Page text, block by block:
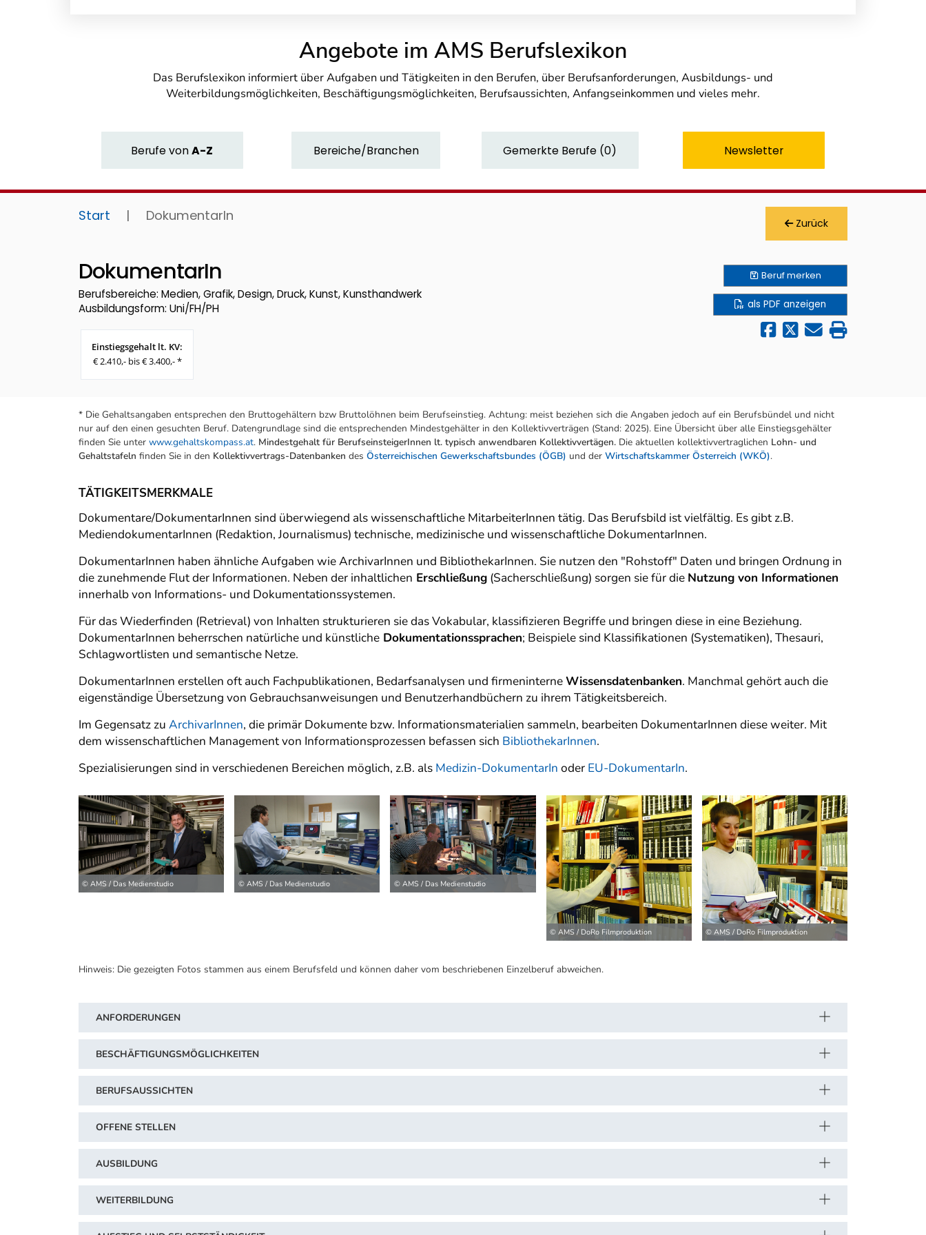
Angebote im AMS Berufslexikon
Das Berufslexikon informiert über Aufgaben und Tätigkeiten in den Berufen, über Berufsanforderungen, Ausbildungs- und
Weiterbildungsmöglichkeiten, Beschäftigungsmöglichkeiten, Berufsaussichten, Anfangseinkommen und vieles mehr.
BerufevonA-Z Bereiche/Branchen Gemerkte Berufe (0) Newsletter
Start | DokumentarIn Zurück
DokumentarIn
Berufsbereiche: Medien, Grafik, Design, Druck, Kunst, Kunsthandwerk
Ausbildungsform: Uni/FH/PH
Einstiegsgehalt lt. KV:
€ 2.410,- bis € 3.400,- *
Berufmerken
als PDF anzeigen
* Die Gehaltsangaben entsprechen den Bruttogehältern bzw Bruttolöhnen beim Berufseinstieg. Achtung: meist beziehen sich die Angaben jedoch auf ein Berufsbündel und nicht
nur auf den einen gesuchten Beruf. Datengrundlage sind die entsprechenden Mindestgehälter in den Kollektivverträgen (Stand: 2025). Eine Übersicht über alle Einstiegsgehälter
finden Sie unter www.gehaltskompass.at. Mindestgehalt für BerufseinsteigerInnen lt. typisch anwendbaren Kollektivvertägen. Die aktuellen kollektivvertraglichen Lohn- und
Gehaltstafeln finden Sie in den Kollektivvertrags-Datenbanken des Österreichischen Gewerkschaftsbundes (ÖGB) und der Wirtschaftskammer Österreich (WKÖ).
TÄTIGKEITSMERKMALE
Dokumentare/DokumentarInnen sind überwiegend als wissenschaftliche MitarbeiterInnen tätig. Das Berufsbild ist vielfältig. Es gibt z.B.
MediendokumentarInnen (Redaktion, Journalismus) technische, medizinische und wissenschaftliche DokumentarInnen.
DokumentarInnen haben ähnliche Aufgaben wie ArchivarInnen und BibliothekarInnen. Sie nutzen den "Rohstoff" Daten und bringen Ordnung in
die zunehmende Flut der Informationen. Neben der inhaltlichen Erschließung (Sacherschließung) sorgen sie für die Nutzung von Informationen
innerhalb von Informations- und Dokumentationssystemen.
Für das Wiederfinden (Retrieval) von Inhalten strukturieren sie das Vokabular, klassifizieren Begriffe und bringen diese in eine Beziehung.
DokumentarInnen beherrschen natürliche und künstliche Dokumentationssprachen; Beispiele sind Klassifikationen (Systematiken), Thesauri,
Schlagwortlisten und semantische Netze.
DokumentarInnen erstellen oft auch Fachpublikationen, Bedarfsanalysen und firmeninterneWissensdatenbanken. Manchmal gehört auch die
eigenständige Übersetzung von Gebrauchsanweisungen und Benutzerhandbüchern zu ihrem Tätigkeitsbereich.
Im Gegensatz zu ArchivarInnen, die primär Dokumente bzw. Informationsmaterialien sammeln, bearbeiten DokumentarInnen diese weiter. Mit
dem wissenschaftlichen Management von Informationsprozessen befassen sich BibliothekarInnen.
Spezialisierungen sind in verschiedenen Bereichen möglich, z.B. als Medizin-DokumentarIn oder EU-DokumentarIn.
© AMS / Das Medienstudio © AMS / Das Medienstudio © AMS / Das Medienstudio
© AMS / DoRo Filmproduktion © AMS / DoRo Filmproduktion
Hinweis: Die gezeigten Fotos stammen aus einem Berufsfeld und können daher vom beschriebenen Einzelberuf abweichen.
ANFORDERUNGEN
BESCHÄFTIGUNGSMÖGLICHKEITEN
BERUFSAUSSICHTEN
OFFENE STELLEN
AUSBILDUNG
WEITERBILDUNG